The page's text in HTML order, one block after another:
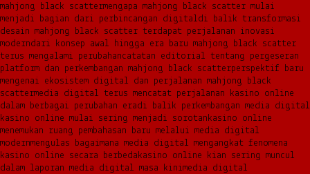
mahjong black scattermengapa mahjong black scatter mulai
menjadi bagian dari perbincangan digitaldi balik transformasi
desain mahjong black scatter terdapat perjalanan inovasi
moderndari konsep awal hingga era baru mahjong black scatter
terus mengalami perubahancatatan editorial tentang pergeseran
platform dan perkembangan mahjong black scatterperspektif baru
mengenai ekosistem digital dan perjalanan mahjong black
scattermedia digital terus mencatat perjalanan kasino online
dalam berbagai perubahan eradi balik perkembangan media digital
kasino online mulai sering menjadi sorotan kasino online
menemukan ruang pembahasan baru melalui media digital
modernmengulas bagaimana media digital mengangkat fenomena
kasino online secara berbeda kasino online kian sering muncul
dalam laporan media digital masa kinimedia digital